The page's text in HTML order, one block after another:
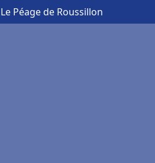
Péage de Roussillon